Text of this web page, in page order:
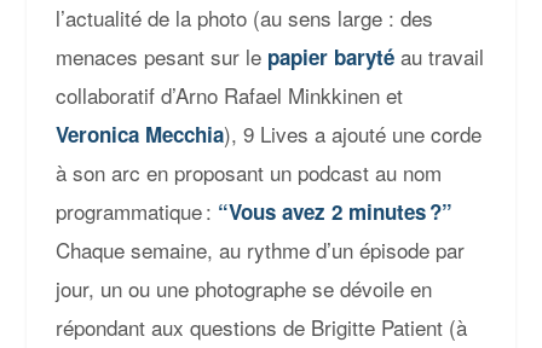
l’actualité de la photo (au sens large : des
menaces pesant sur le papier barytéau travail
collaboratif d’Arno Rafael Minkkinen et
Veronica Mecchia), 9 Lives a ajouté une corde
à son arc en proposant un podcast au nom
programmatique : “Vous avez 2 minutes ?”
Chaque semaine, au rythme d’un épisode par
jour, un ou une photographe se dévoile en
répondant aux questions de Brigitte Patient (à